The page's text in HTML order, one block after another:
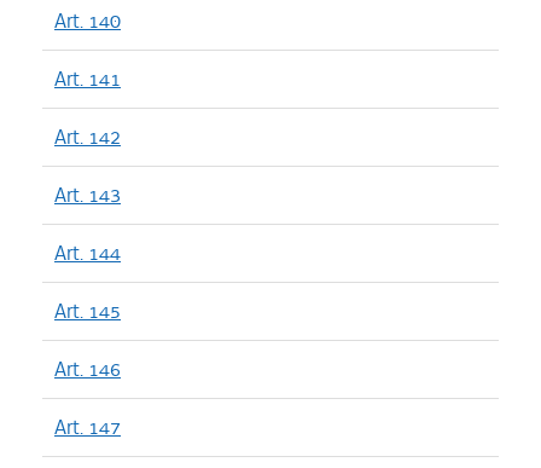
Art. 140
Art. 141
Art. 142
Art. 143
Art. 144
Art. 145
Art. 146
Art. 147